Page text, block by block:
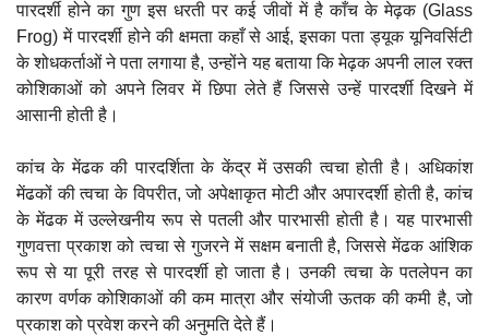
पारदर्शी होने का गुण इस धरती पर कई जीवों में है काँच के मेढ़क (Glass
Frog) में पारदर्शी होने की क्षमता कहाँ से आई, इसका पता ड्यूक यूनिवर्सिटी
के शोधकर्ताओं ने पता लगाया है, उन्होंने यह बताया कि मेढ़क अपनी लाल रक्त
कोशिकाओं को अपने लिवर में छिपा लेते हैं जिससे उन्हें पारदर्शी दिखने में
आसानी होती है ।
कांच के मेंढक की पारदर्शिता के केंद्र में उसकी त्वचा होती है। अधिकांश
मेंढकों की त्वचा के विपरीत, जो अपेक्षाकृत मोटी और अपारदर्शी होती है, कांच
के मेंढक में उल्लेखनीय रूप से पतली और पारभासी होती है। यह पारभासी
गुणवत्ता प्रकाश को त्वचा से गुजरने में सक्षम बनाती है, जिससे मेंढक आंशिक
रूप से या पूरी तरह से पारदर्शी हो जाता है। उनकी त्वचा के पतलेपन का
कारण वर्णक कोशिकाओं की कम मात्रा और संयोजी ऊतक की कमी है, जो
प्रकाश को प्रवेश करने की अनुमति देते हैं।